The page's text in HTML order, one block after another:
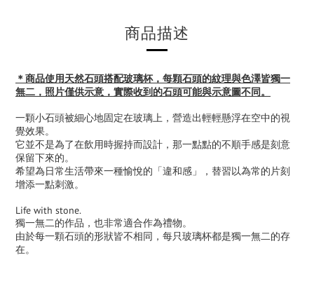
商品描述
＊商品使用天然石頭搭配玻璃杯，每顆石頭的紋理與色澤皆獨一
無二，照片僅供示意，實際收到的石頭可能與示意圖不同。
一顆小石頭被細心地固定在玻璃上，營造出輕輕懸浮在空中的視
覺效果。
它並不是為了在飲用時握持而設計，那一點點的不順手感是刻意
保留下來的。
希望為日常生活帶來一種愉悅的「違和感」，替習以為常的片刻
增添一點刺激。
Life with stone.
獨一無二的作品，也非常適合作為禮物。
由於每一顆石頭的形狀皆不相同，每只玻璃杯都是獨一無二的存
在。